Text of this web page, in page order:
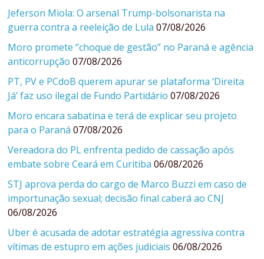
Jeferson Miola: O arsenal Trump-bolsonarista na
guerra contra a reeleição de Lula 07/08/2026
Moro promete “choque de gestão” no Paraná e agência
anticorrupção 07/08/2026
PT, PV e PCdoB querem apurar se plataforma ‘Direita
Já’ faz uso ilegal de Fundo Partidário 07/08/2026
Moro encara sabatina e terá de explicar seu projeto
para o Paraná 07/08/2026
Vereadora do PL enfrenta pedido de cassação após
embate sobre Ceará em Curitiba 06/08/2026
STJ aprova perda do cargo de Marco Buzzi em caso de
importunação sexual; decisão final caberá ao CNJ
06/08/2026
Uber é acusada de adotar estratégia agressiva contra
vítimas de estupro em ações judiciais 06/08/2026